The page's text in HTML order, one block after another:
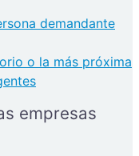
demandante
o la más próxima
empresas